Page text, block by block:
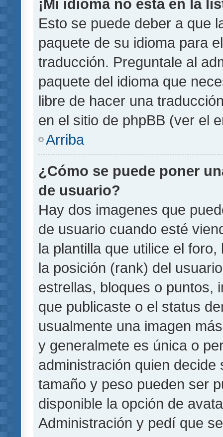
¡Mi idioma no está en la
Esto se puede deber a que
paquete de su idioma para
traducción. Preguntale al
paquete del idioma que
libre de hacer una
en el sitio de phpBB (ver el
Arriba
¿Cómo se puede poner
de usuario?
Hay dos imagenes que
de usuario cuando esté
la plantilla que utilice el
la posición (rank) del
estrellas, bloques o puntos,
que publicaste o el status
usualmente una imagen
y generalmete es única o
administración quien
tamaño y peso pueden ser
disponible la opción de
Administración y pedí que